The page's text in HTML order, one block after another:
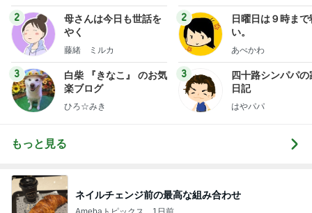
2
母さんは今日も世話を
やく
藤緒 ミルカ
3
白柴 『きなこ』 のお気
楽ブログ
ひろ☆みき
2
日曜日は９時まで
い。
あべかわ
3
四十路シンパパの
日記
はやパパ
もっと見る
ネイルチェンジ前の最高な組み合わせ